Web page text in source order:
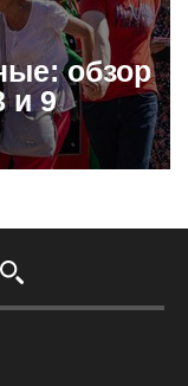
обзор
и 9